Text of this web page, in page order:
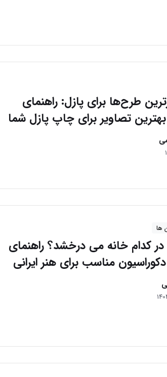
طرح‌ها برای پازل: راهنمای
تصاویر برای چاپ پازل شما
ها
در کدام خانه می درخشد؟ راهنمای
مناسب برای هنر ایرانی